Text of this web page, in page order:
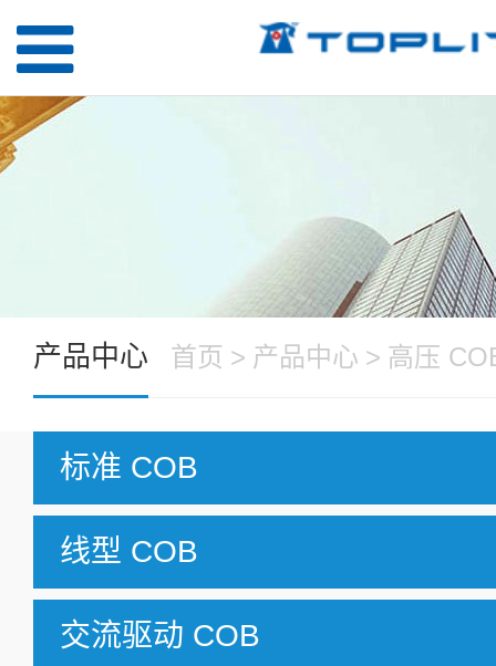
产品中心 首页 > 产品中心 > 高压
标准 COB
线型 COB
交流驱动 COB